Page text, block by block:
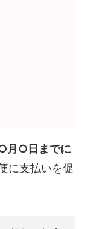
月○日までに
に支払いを促